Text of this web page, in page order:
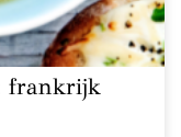
frankrijk